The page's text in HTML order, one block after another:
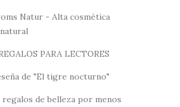
Natur - Alta cosmética
natural
PARA LECTORES
de "El tigre nocturno"
regalos de belleza por menos